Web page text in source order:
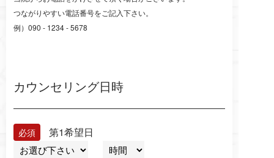
つながりやすい電話番号をご記入下さい。
例）090 - 1234 - 5678
カウンセリング日時
第1希望日